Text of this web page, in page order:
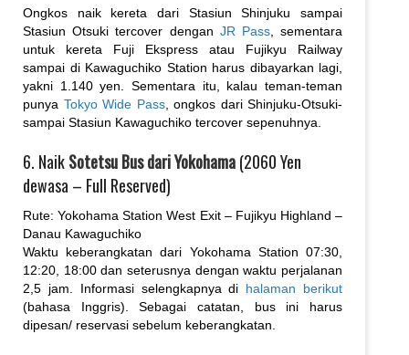
Ongkos naik kereta dari Stasiun Shinjuku sampai
Stasiun Otsuki tercover dengan JR Pass, sementara
untuk kereta Fuji Ekspress atau Fujikyu Railway
sampai di Kawaguchiko Station harus dibayarkan lagi,
yakni 1.140 yen. Sementara itu, kalau teman-teman
punya Tokyo Wide Pass, ongkos dari Shinjuku-Otsuki-
sampai Stasiun Kawaguchiko tercover sepenuhnya.
6. NaikSotetsu Bus dari Yokohama(2060 Yen
dewasa – Full Reserved)
Rute: Yokohama Station West Exit – Fujikyu Highland –
Danau Kawaguchiko
Waktu keberangkatan dari Yokohama Station 07:30,
12:20, 18:00 dan seterusnya dengan waktu perjalanan
2,5 jam. Informasi selengkapnya di halaman berikut
(bahasa Inggris). Sebagai catatan, bus ini harus
dipesan/ reservasi sebelum keberangkatan.